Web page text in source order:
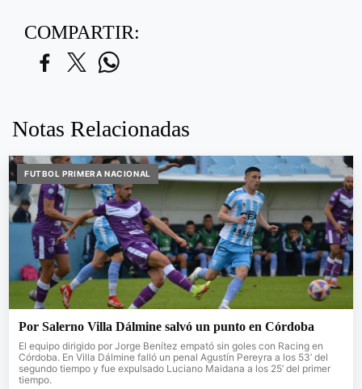
COMPARTIR:
Notas Relacionadas
FUTBOL PRIMERA NACIONAL
Por Salerno Villa Dálmine salvó un punto en Córdoba
El equipo dirigido por Jorge Benítez empató sin goles con Racing en
Córdoba. En Villa Dálmine falló un penal Agustín Pereyra a los 53’ del
segundo tiempo y fue expulsado Luciano Maidana a los 25’ del primer
tiempo.